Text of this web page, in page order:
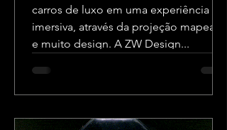
carros de luxo em uma experiência
imersiva, através da projeção mapeada
e muito design. A ZW Design...